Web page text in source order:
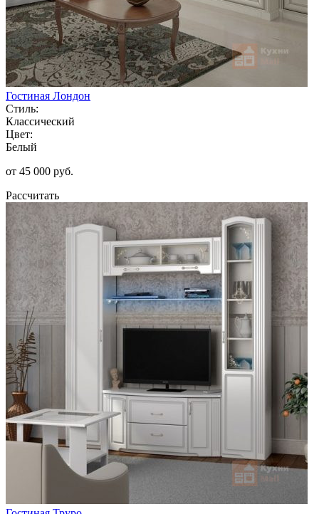
Гостиная Лондон
Стиль:
Классический
Цвет:
Белый
от 45 000 руб.
Рассчитать